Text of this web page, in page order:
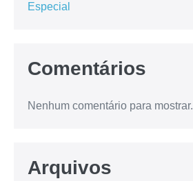
Especial
Comentários
Nenhum comentário para mostrar.
Arquivos